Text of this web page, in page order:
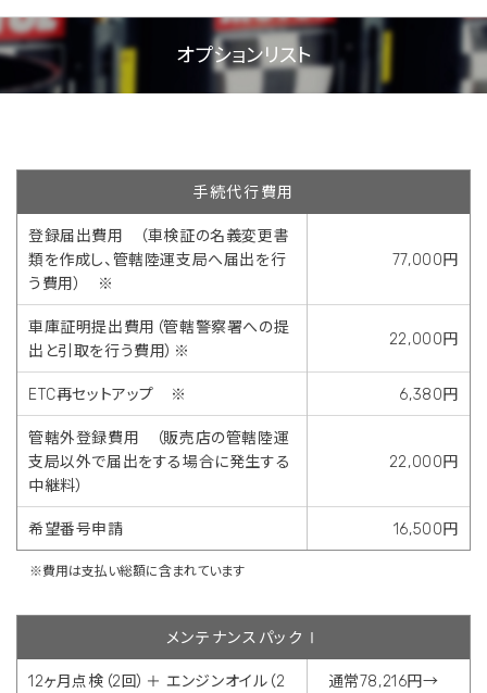
オプションリスト
手続代行費用
登録届出費用 （車検証の名義変更書
類を作成し、管轄陸運支局へ届出を行
う費用） ※
77,000円
車庫証明提出費用（管轄警察署への提
出と引取を行う費用）※
22,000円
ETC再セットアップ ※ 6,380円
管轄外登録費用 （販売店の管轄陸運
支局以外で届出をする場合に発生する
中継料）
22,000円
希望番号申請 16,500円
※費用は支払い総額に含まれています
メンテナンスパックⅠ
12ヶ月点検（2回）＋ エンジンオイル（2
通常78,216円→